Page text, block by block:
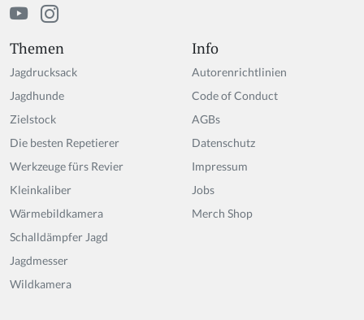
Themen
Jagdrucksack
Jagdhunde
Zielstock
Die besten Repetierer
Werkzeuge fürs Revier
Kleinkaliber
Wärmebildkamera
Schalldämpfer Jagd
Jagdmesser
Wildkamera
Info
Autorenrichtlinien
Code of Conduct
AGBs
Datenschutz
Impressum
Jobs
Merch Shop